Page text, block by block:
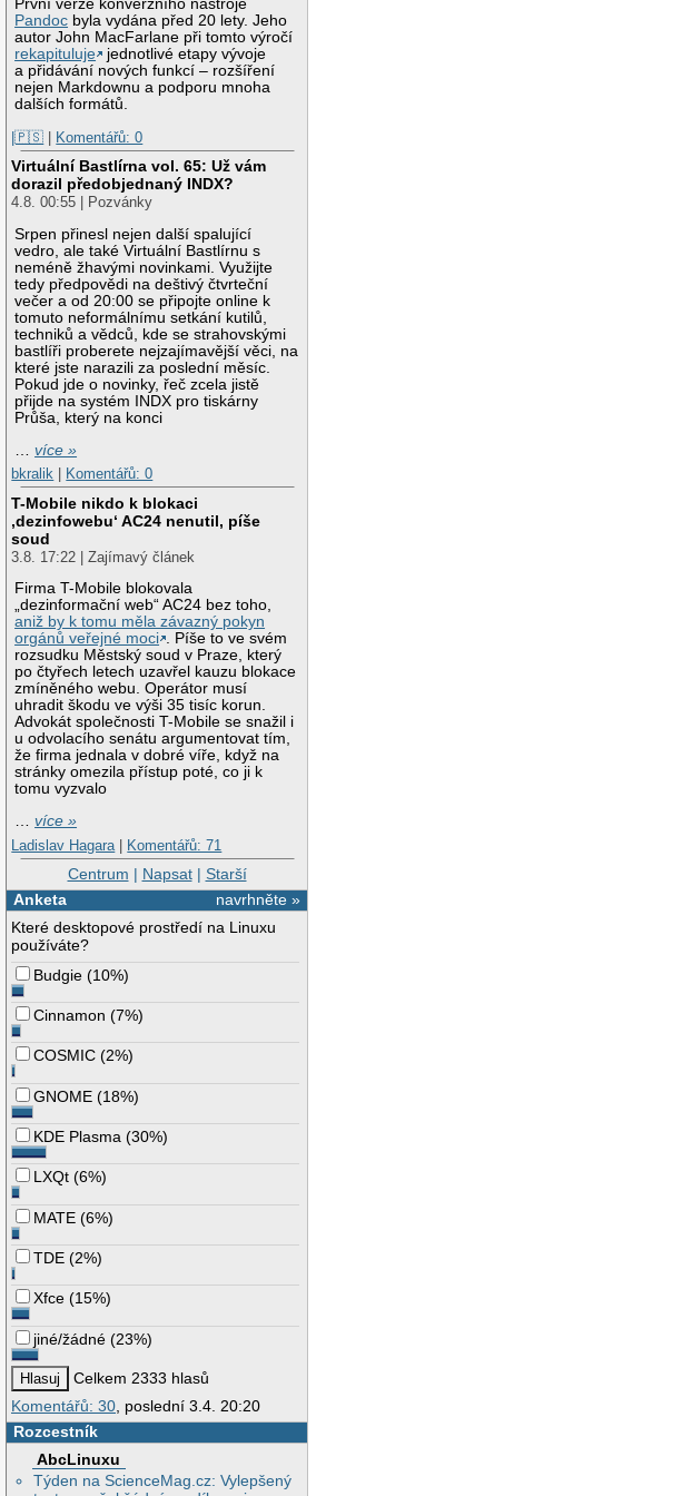
První verze konverzního nástroje
Pandoc byla vydána před 20 lety. Jeho
autor John MacFarlane při tomto výročí
rekapituluje
jednotlivé etapy vývoje
a přidávání nových funkcí – rozšíření
nejen Markdownu a podporu mnoha
dalších formátů.
|🇵🇸 | Komentářů: 0
Virtuální Bastlírna vol. 65: Už vám
dorazil předobjednaný INDX?
4.8. 00:55 | Pozvánky
Srpen přinesl nejen další spalující
vedro, ale také Virtuální Bastlírnu s
neméně žhavými novinkami. Využijte
tedy předpovědi na deštivý čtvrteční
večer a od 20:00 se připojte online k
tomuto neformálnímu setkání kutilů,
techniků a vědců, kde se strahovskými
bastlíři proberete nejzajímavější věci, na
které jste narazili za poslední měsíc.
Pokud jde o novinky, řeč zcela jistě
přijde na systém INDX pro tiskárny
Průša, který na konci
…více »
bkralik
Komentářů: 0
T-Mobile nikdo k blokaci
‚dezinfowebu‘ AC24 nenutil, píše
soud
3.8. 17:22 | Zajímavý článek
Firma T-Mobile blokovala
„dezinformační web“ AC24 bez toho,
aniž by k tomu měla závazný pokyn
orgánů veřejné moci . Píše to ve svém
rozsudku Městský soud v Praze, který
po čtyřech letech uzavřel kauzu blokace
zmíněného webu. Operátor musí
uhradit škodu ve výši 35 tisíc korun.
Advokát společnosti T-Mobile se snažil i
u odvolacího senátu argumentovat tím,
že firma jednala v dobré víře, když na
stránky omezila přístup poté, co ji k
tomu vyzvalo
…více »
Ladislav Hagara | Komentářů: 71
Centrum | Napsat| Starší
navrhněte »
Anketa
Které desktopové prostředí na Linuxu
používáte?
Budgie (10%)
Cinnamon (7%)
COSMIC (2%)
GNOME (18%)
KDE Plasma (30%)
LXQt (6%)
MATE (6%)
TDE (2%)
Xfce (15%)
jiné/žádné (23%)
Celkem 2333 hlasů
Komentářů: 30, poslední 3.4. 20:20
Rozcestník
AbcLinuxu
Týden na ScienceMag.cz: Vylepšený